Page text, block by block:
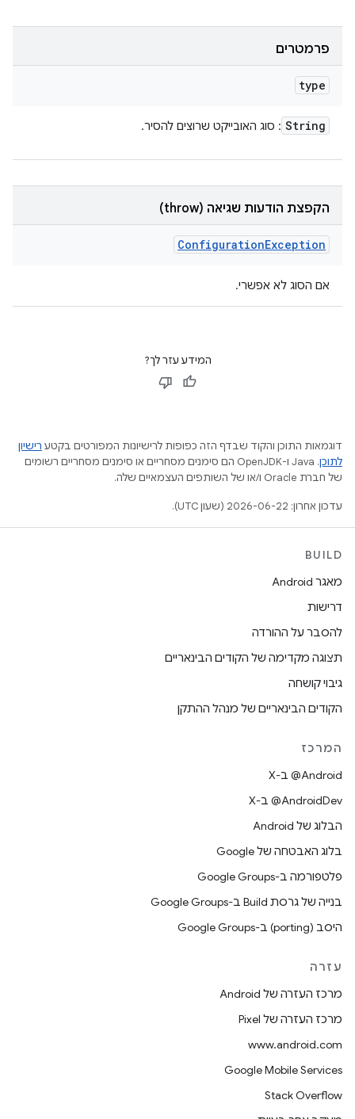
פרמטרים
type
String : סוג האובייקט שרוצים להסיר.
הקפצת הודעות שגיאה (throw)
ConfigurationException
אם הסוג לא אפשרי.
המידע עזר לך?
דוגמאות התוכן והקוד שבדף הזה כפופות לרישיונות המפורטים בקטע רישיון
לתוכן
.‏ Java ו-OpenJDK הם סימנים מסחריים או סימנים מסחריים רשומים
של חברת Oracle ו/או של השותפים העצמאיים שלה.
עדכון אחרון: 2026-06-22 (שעון UTC).
BUILD
מאגר Android
דרישות
להסבר על ההורדה
תצוגה מקדימה של הקודים הבינאריים
גיבוי קושחה
הקודים הבינאריים של מנהל ההתקן
המרכז
‫‎@Android ב-X
‫‎@AndroidDev ב-X
הבלוג של Android
בלוג האבטחה של Google
פלטפורמה ב-Google Groups
בנייה של גרסת Build ב-Google Groups
היסב (porting) ב-Google Groups
עזרה
מרכז העזרה של Android
מרכז העזרה של Pixel
www.android.com
Google Mobile Services
Stack Overflow